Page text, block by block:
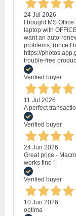
24 Jul 2026
I bought MS
laptop with
want an auto-
problems, (once I
https://
trouble-free
Verified buyer
11 Jul 2026
A perfect
Verified buyer
24 Jun 2026
Great price -
works fine !
Verified buyer
10 Jun 2026
optima